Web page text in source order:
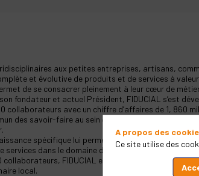
aux petites entreprises, artisans,
et évolutive de produits et de services à
de se consacrer pleinement à leur cœur de
fondateur et actuel Président, FIDUCIAL s’est
collaborateurs avec un chiffre d’affaires de 1, 860
des savoir-faire au sein de FIDUCIAL lui ont
spécifique lui permettant d’offrir des
services dans le domaine de la sécurité des
collaborateurs, FIDUCIAL est proche de ses
local.
A propos des
Ce site utilise des